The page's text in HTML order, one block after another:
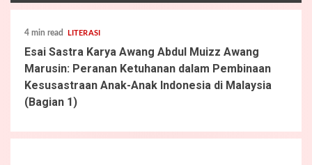
4 min read LITERASI
Esai Sastra Karya Awang Abdul Muizz Awang
Marusin: Peranan Ketuhanan dalam Pembinaan
Kesusastraan Anak-Anak Indonesia di Malaysia
(Bagian 1)